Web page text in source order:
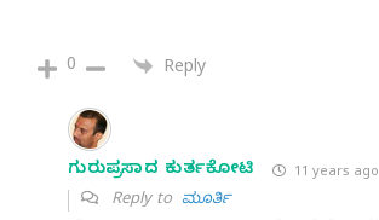
0 Reply
ಗುರುಪ್ರಸಾದ ಕುರ್ತಕೋಟಿ 11 years ago
Reply to ಮೂರ್ತಿ